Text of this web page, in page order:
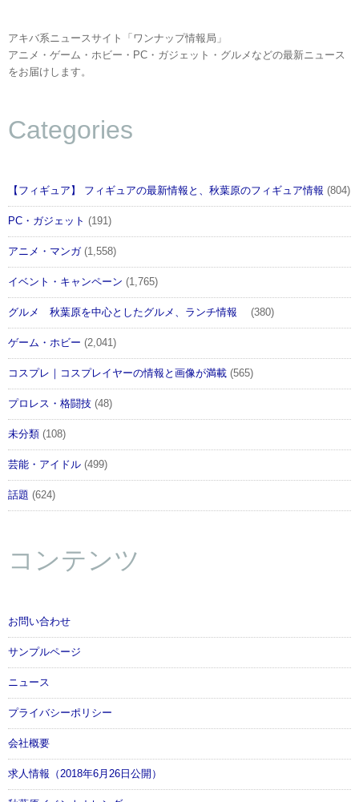
アキバ系ニュースサイト「ワンナップ情報局」
アニメ・ゲーム・ホビー・PC・ガジェット・グルメなどの最新ニュース
をお届けします。
Categories
【フィギュア】 フィギュアの最新情報と、秋葉原のフィギュア情報 (804)
PC・ガジェット (191)
アニメ・マンガ(1,558)
イベント・キャンペーン (1,765)
グルメ 秋葉原を中心としたグルメ、ランチ情報 (380)
ゲーム・ホビー (2,041)
コスプレ｜コスプレイヤーの情報と画像が満載 (565)
プロレス・格闘技 (48)
未分類 (108)
芸能・アイドル (499)
話題 (624)
コンテンツ
お問い合わせ
サンプルページ
ニュース
プライバシーポリシー
会社概要
求人情報（2018年6月26日公開）